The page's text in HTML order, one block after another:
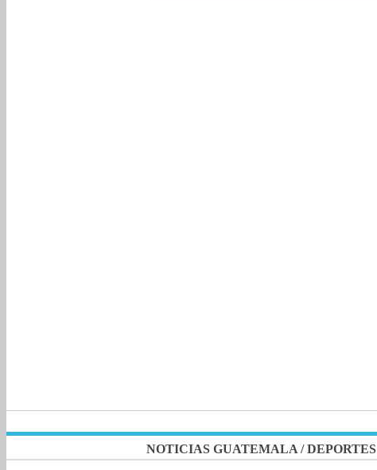
NOTICIAS GUATEMALA /DEPORTES